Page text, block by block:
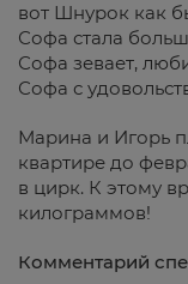
вот Шнурок как
Софа стала
Софа зевает,
Софа с
Марина и Игорь
квартире до
в цирк. К этому
килограммов!
Комментарий